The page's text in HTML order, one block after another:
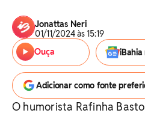
Jonattas Neri
01/11/2024 às 15:19
Ouça
iBahia
Adicionar como fonte
O humorista Rafinha